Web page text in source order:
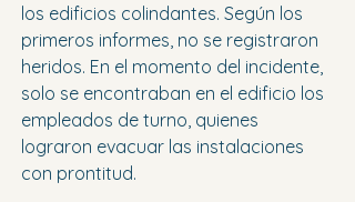
los edificios colindantes. Según los
primeros informes, no se registraron
heridos. En el momento del incidente,
solo se encontraban en el edificio los
empleados de turno, quienes
lograron evacuar las instalaciones
con prontitud.